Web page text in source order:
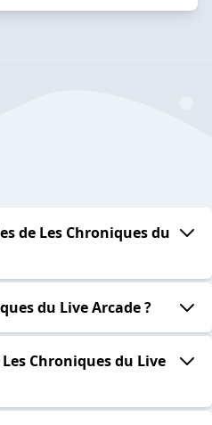
de Les Chroniques du
du Live Arcade ?
Chroniques du Live